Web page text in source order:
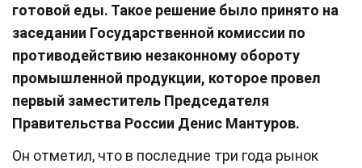
готовой еды. Такое решение было принято на
заседании Государственной комиссии по
противодействию незаконному обороту
промышленной продукции, которое провел
первый заместитель Председателя
Правительства России Денис Мантуров.
Он отметил, что в последние три года рынок